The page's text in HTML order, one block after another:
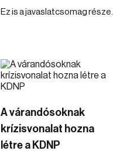
Ez is a javaslatcsomag része.
A várandósoknak
krízisvonalat hozna
létre a KDNP